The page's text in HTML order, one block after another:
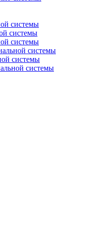
системы
системы
системы
системы
системы
системы